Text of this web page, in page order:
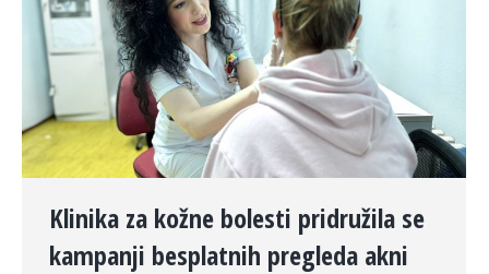
Klinika za kožne bolesti pridružila se
kampanji besplatnih pregleda akni